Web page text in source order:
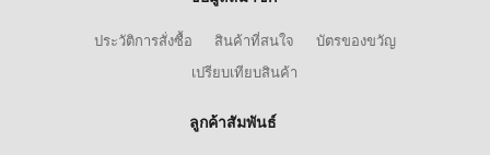
ประวัติการสั่งซื้อ สินค้าที่สนใจ
บัตรของขวัญ
เปรียบเทียบสินค้า
ลูกค้าสัมพันธ์